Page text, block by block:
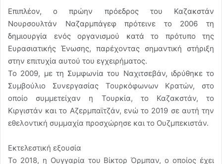
Επιπλέον, ο πρώην πρόεδρος του Καζακστάν
Νουρσουλτάν Ναζαρμπάγεφ πρότεινε το 2006 τη
δημιουργία ενός οργανισμού κατά το πρότυπο της
Ευρασιατικής Ένωσης, παρέχοντας σημαντική στήριξη
στην επιτυχία αυτού του εγχειρήματος.
Το 2009, με τη Συμφωνία του Ναχιτσεβάν, ιδρύθηκε το
Συμβούλιο Συνεργασίας Τουρκόφωνων Κρατών, στο
οποίο συμμετείχαν η Τουρκία, το Καζακστάν, το
Κιργιστάν και το Αζερμπαϊτζάν, ενώ το 2019 σε αυτή την
εθελοντική συμμαχία προσχώρησε και το Ουζμπεκιστάν.
Εκτελεστική εξουσία
Το 2018, η Ουγγαρία του Βίκτορ Όρμπαν, ο οποίος έχει